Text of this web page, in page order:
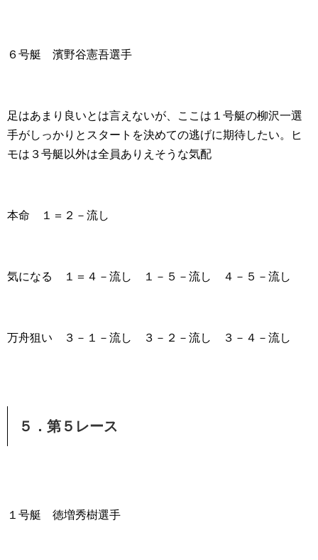
６号艇 濱野谷憲吾選手
足はあまり良いとは言えないが、ここは１号艇の柳沢一選
手がしっかりとスタートを決めての逃げに期待したい。ヒ
モは３号艇以外は全員ありえそうな気配
本命 １＝２－流し
気になる １＝４－流し １－５－流し ４－５－流し
万舟狙い ３－１－流し ３－２－流し ３－４－流し
５．第５レース
１号艇 徳増秀樹選手